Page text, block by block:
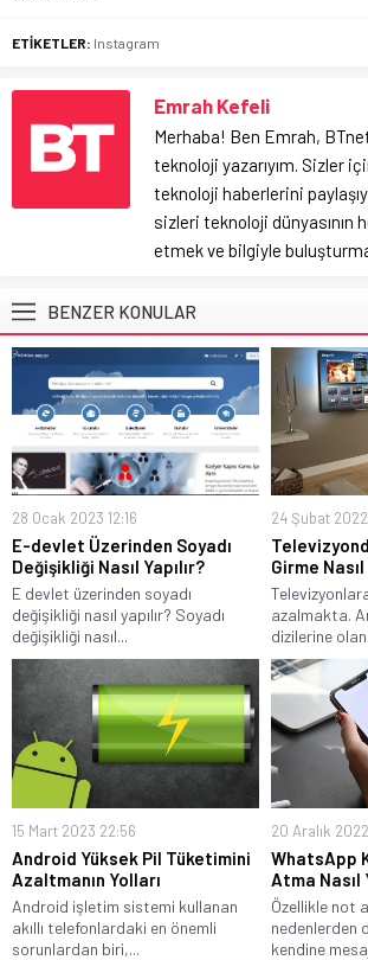
ETİKETLER: Instagram
Emrah Kefeli
Merhaba! Ben Emrah,
teknoloji yazarıyım. Sizler
teknoloji haberlerini
sizleri teknoloji dünyasının
etmek ve bilgiyle
BENZER KONULAR
28 Ocak 2023 12:16
E-devlet Üzerinden Soyadı
Değişikliği Nasıl Yapılır?
E devlet üzerinden soyadı
değişikliği nasıl yapılır? Soyadı
değişikliği nasıl...
24 Şubat 2022
Girme Nasıl
azalmakta.
dizilerine
15 Mart 2023 22:56
Android Yüksek Pil Tüketimini
Azaltmanın Yolları
Android işletim sistemi kullanan
akıllı telefonlardaki en önemli
sorunlardan biri,...
20 Aralık
WhatsApp
Atma Nasıl
Özellikle not
nedenlerden
kendine